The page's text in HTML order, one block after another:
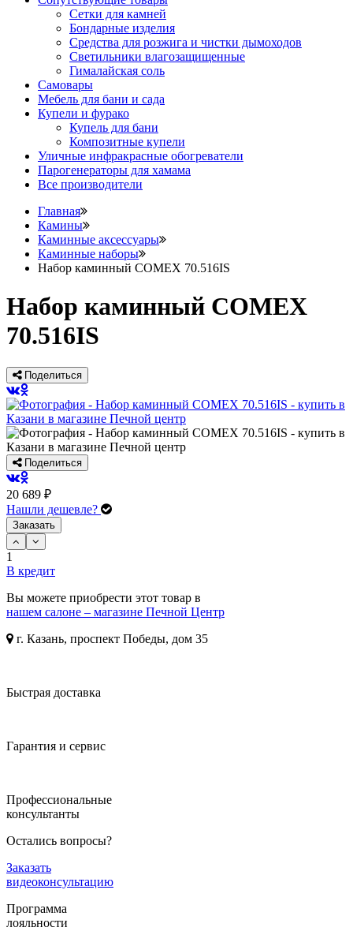
Сетки для камней
Бондарные изделия
Средства для розжига и чистки дымоходов
Светильники влагозащищенные
Гималайская соль
Самовары
Мебель для бани и сада
Купели и фурако
Купель для бани
Композитные купели
Уличные инфракрасные обогреватели
Парогенераторы для хамама
Все производители
Главная
Камины
Каминные аксессуары
Каминные наборы
Набор каминный COMEX 70.516IS
Набор каминный COMEX
70.516IS
Поделиться
Поделиться
20 689 ₽
Нашли дешевле?
Заказать
1
В кредит
Вы можете приобрести этот товар в
нашем салоне – магазине Печной Центр
г. Казань, проспект Победы, дом 35
Быстрая доставка
Гарантия и сервис
Профессиональные
консультанты
Остались вопросы?
Заказать
видеоконсультацию
Программа
лояльности